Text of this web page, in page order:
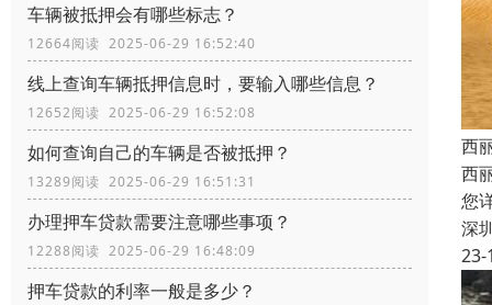
车辆被抵押会有哪些标志？
12664阅读 2025-06-29 16:52:40
线上查询车辆抵押信息时，要输入哪些信息？
12652阅读 2025-06-29 16:52:08
如何查询自己的车辆是否被抵押？
13289阅读 2025-06-29 16:51:31
办理押车贷款需要注意哪些事项？
12288阅读 2025-06-29 16:48:09
押车贷款的利率一般是多少？
西
西
您
深
23-